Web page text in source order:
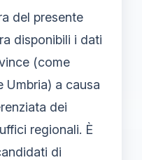
del presente
disponibili i dati
(come
Umbria) a causa
dei
regionali. È
di